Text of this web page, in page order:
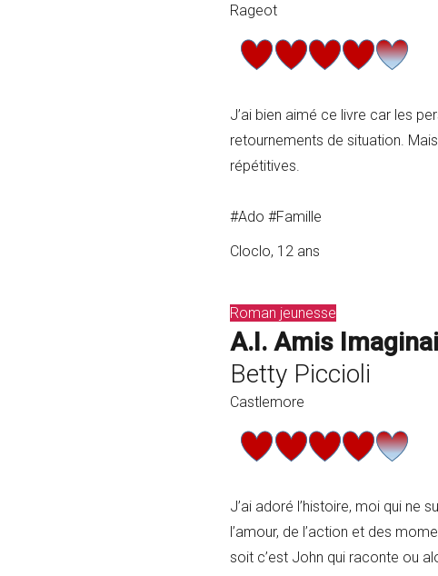
Rageot
J’ai bien aimé ce livre car les
retournements de situation.
répétitives.
#Ado #Famille
Cloclo, 12 ans
Roman jeunesse
A.I. Amis
Betty Piccioli
Castlemore
J’ai adoré l’histoire, moi qui ne
l’amour, de l’action et des
soit c’est John qui raconte ou